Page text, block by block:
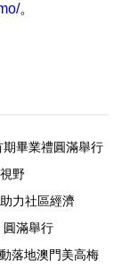
。
畢業禮圓滿舉行
野
力社區經濟
滿舉行
落地澳門美高梅